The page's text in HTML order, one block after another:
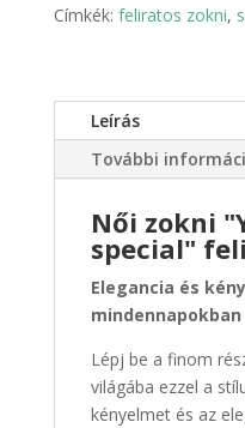
hosszú
mennyiség
Címkék: feliratos zokni,
Leírás
További
Női zokni
special"
Elegancia és
mindennapokban
Lépj be a finom
világába ezzel a
kényelmet és az